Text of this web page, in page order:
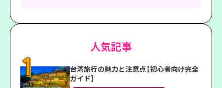
人気記事
台湾旅行の魅力と注意点【初心者向け完全
ガイド】